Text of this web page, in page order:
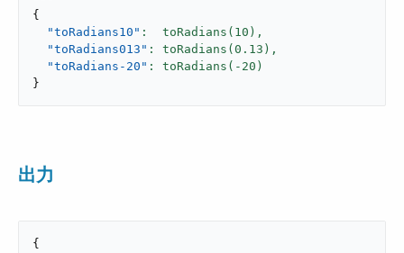
{
"toRadians10" :  toRadians( 10 ),
"toRadians013" : toRadians( 0.13 ),
"toRadians-20" : toRadians(- 20
}
出力
{